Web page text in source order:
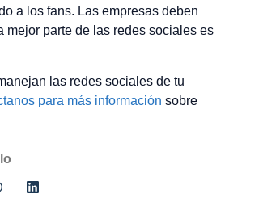
a los fans. Las empresas deben
mejor parte de las redes sociales es
las redes sociales de tu
para más información sobre